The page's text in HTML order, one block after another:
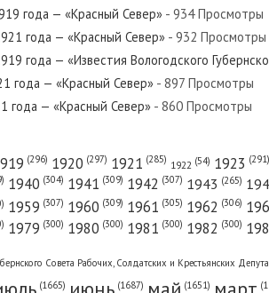
года — «Красный Север»
года — «Красный Север»
года — «Красный Север» - 934 Просмотры
года — «Красный Север» - 932 Просмотры
года — «Известия Вологодского
года — «Красный Север» - 897 Просмотры
года — «Красный Север» - 860 Просмотры
(296) 1920 (297) 1921 (285) 1922 (54) 1923 (291)
1940 (304) 1941 (309) 1942 (307) 1943 (265)
1959 (307) 1960 (309) 1961 (305) 1962 (306)
1979 (300) 1980 (300) 1981 (300) 1982 (300)
Совета Рабочих, Солдатских и Крестьянских
(1665) (1687) (1651)